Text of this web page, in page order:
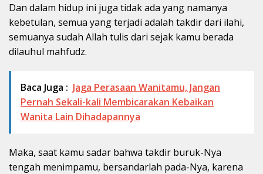
Dan dalam hidup ini juga tidak ada yang namanya
kebetulan, semua yang terjadi adalah takdir dari ilahi,
semuanya sudah Allah tulis dari sejak kamu berada
dilauhul mahfudz.
Baca Juga : Jaga Perasaan Wanitamu, Jangan
Pernah Sekali-kali Membicarakan Kebaikan
Wanita Lain Dihadapannya
Maka, saat kamu sadar bahwa takdir buruk-Nya
tengah menimpamu, bersandarlah pada-Nya, karena